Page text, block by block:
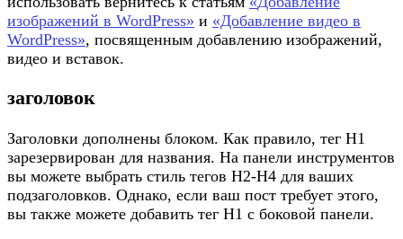
изображений в WordPress» и «Добавление видео в
WordPress», посвященным добавлению изображений,
видео и вставок.
заголовок
Заголовки дополнены блоком. Как правило, тег H1
зарезервирован для названия. На панели инструментов
вы можете выбрать стиль тегов H2-H4 для ваших
подзаголовков. Однако, если ваш пост требует этого,
вы также можете добавить тег H1 с боковой панели.